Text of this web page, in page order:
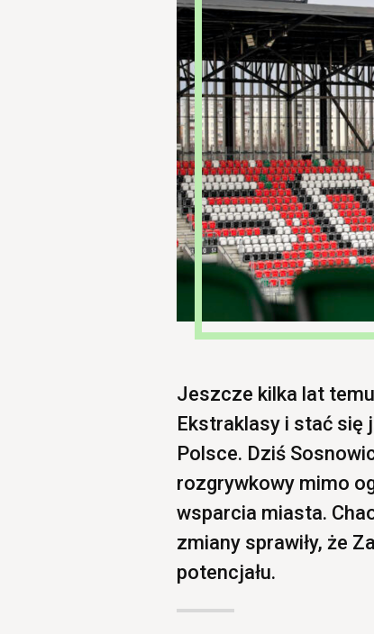
Jeszcze kilka lat
Ekstraklasy i stać się
Polsce. Dziś
rozgrywkowy mimo
wsparcia miasta.
zmiany sprawiły, że
potencjału.